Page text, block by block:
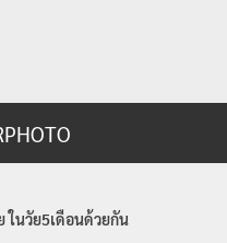
ในวัย5เดือนด้วยกัน